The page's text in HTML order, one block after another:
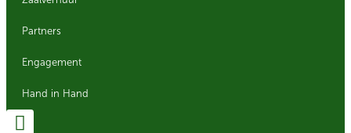
Partners
Engagement
Hand in Hand